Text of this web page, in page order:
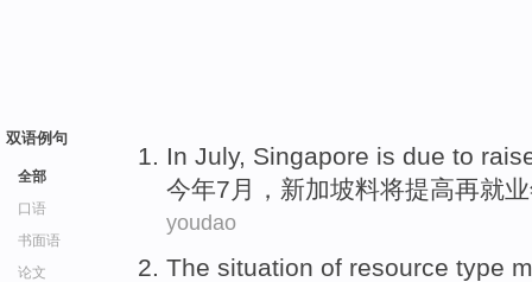
双语例句
全部
口语
书面语
论文
In July, Singapore is due to
今年7月， 新加坡料将提高再就
youdao
The situation of resource type